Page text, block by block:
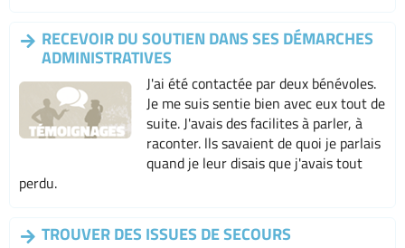
RECEVOIR DU SOUTIEN DANS SES DÉMARCHES
ADMINISTRATIVES
J'ai été contactée par deux bénévoles.
Je me suis sentie bien avec eux tout de
suite. J'avais des facilites à parler, à
raconter. lls savaient de quoi je parlais
quand je leur disais que j'avais tout
perdu.
TROUVER DES ISSUES DE SECOURS